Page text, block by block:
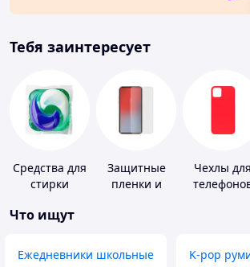
Тебя заинтересует
Средства для
стирки
Защитные
пленки и
Чехлы для
Что ищут
Ежедневники школьные K-pop